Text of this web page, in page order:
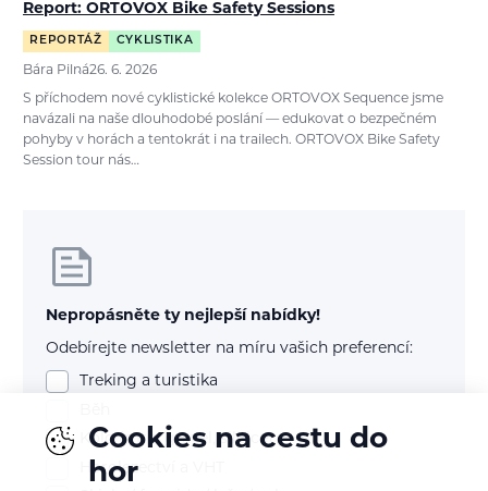
Report: ORTOVOX Bike Safety Sessions
REPORTÁŽ CYKLISTIKA
Bára Pilná26. 6. 2026
S příchodem nové cyklistické kolekce ORTOVOX Sequence jsme
navázali na naše dlouhodobé poslání — edukovat o bezpečném
pohyby v horách a tentokrát i na trailech. ORTOVOX Bike Safety
Session tour nás…
Nepropásněte ty nejlepší nabídky!
Odebírejte newsletter na míru vašich preferencí:
Treking a turistika
Kolo (mtb, gravel, silnice)
Horolezectví a VHT
Cookies na cestu do
hor